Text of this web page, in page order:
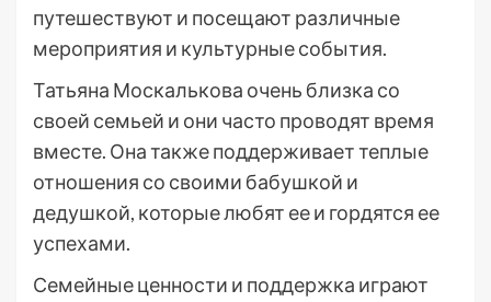
путешествуют и посещают различные
мероприятия и культурные события.
Татьяна Москалькова очень близка со
своей семьей и они часто проводят время
вместе. Она также поддерживает теплые
отношения со своими бабушкой и
дедушкой, которые любят ее и гордятся ее
успехами.
Семейные ценности и поддержка играют